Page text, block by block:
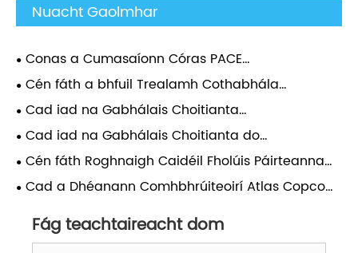
Nuacht Gaolmhar
Conas a Cumasaíonn Córas PACE
Comhbhrúiteoirí Soghluaiste Atlas Copco
Coigeartuithe Brú Barra 0.1?
Cén fáth a bhfuil Trealamh Cothabhála
Accessories Comhbhrúiteoir Aeir Atlas
Riachtanach le haghaidh Feidhmíocht
Fadtéarmach Comhbhrúiteoir?
Cad iad na Gabhálais Choitianta
Comhbhrúiteoir Aeir Atlas Riachtanacha agus Cén
Fáth a Bhfuil Tábhacht acu?
Cad iad na Gabhálais Choitianta do
Chomhbhrúiteoirí Aeir Atlas?
Cén fáth Roghnaigh Caidéil Fholúis Páirteanna
Fíor le haghaidh Feidhmíochta Fadtéarmach?
Cad a Dhéanann Comhbhrúiteoirí Atlas Copco
Feidhmchláir Thionsclaíoch?
Fág teachtaireacht dom